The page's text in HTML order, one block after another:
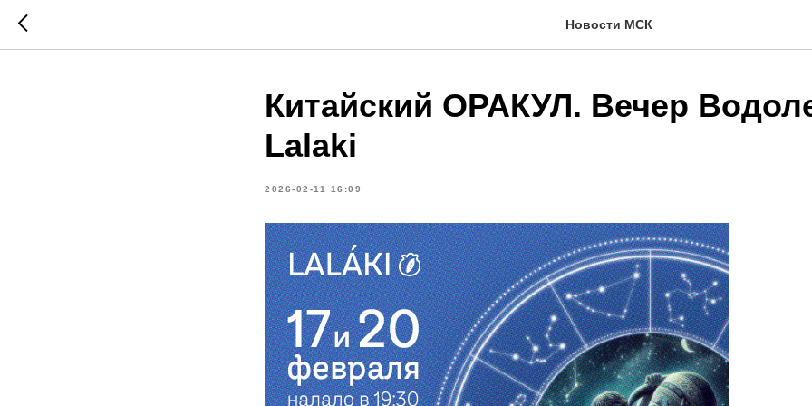
Новости МСК
Китайский ОРАКУЛ. Вечер
Lalaki
2026-02-11 16:09